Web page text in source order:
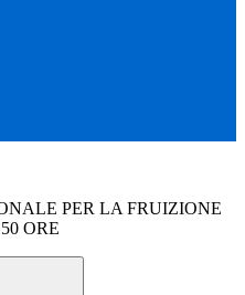
PER LA FRUIZIONE
ORE